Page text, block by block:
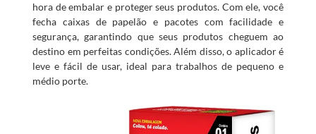
hora de embalar e proteger seus produtos. Com ele, você
fecha caixas de papelão e pacotes com facilidade e
segurança, garantindo que seus produtos cheguem ao
destino em perfeitas condições. Além disso, o aplicador é
leve e fácil de usar, ideal para trabalhos de pequeno e
médio porte.